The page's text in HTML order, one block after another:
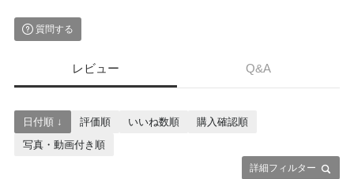
質問する
レビュー Q&A
詳細フィルター
日付順 ↓ 評価順 いいね数順
購入確認順
写真・動画付き順